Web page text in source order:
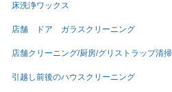
床洗浄ワックス
店舗 ドア ガラスクリーニング
店舗クリーニング/厨房/グリストラップ清掃
引越し前後のハウスクリーニング